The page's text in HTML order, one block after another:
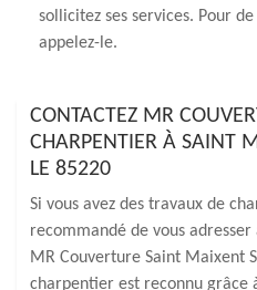
sollicitez ses services. Pour
appelez-le.
CONTACTEZ MR
CHARPENTIER À SAINT
LE 85220
Si vous avez des travaux de
recommandé de vous
MR Couverture Saint Maixent
charpentier est reconnu grâce